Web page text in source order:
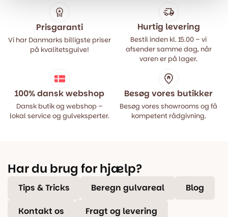
Prisgaranti
Vi har Danmarks billigste priser
på kvalitetsgulve!
Hurtig levering
Bestil inden kl. 15.00 – vi
afsender samme dag, når
varen er på lager.
100% dansk webshop
Dansk butik og webshop –
lokal service og gulveksperter.
Besøg vores butikker
Besøg vores showrooms og få
kompetent rådgivning.
Har du brug for hjælp?
Tips & Tricks Beregn gulvareal Blog
Kontakt os Fragt og levering